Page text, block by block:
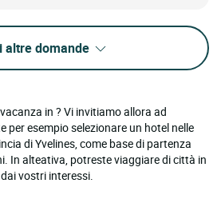
altre domande
in ? Vi invitiamo allora ad
per esempio selezionare un hotel nelle
di Yvelines, come base di partenza
In alteativa, potreste viaggiare di città in
vostri interessi.